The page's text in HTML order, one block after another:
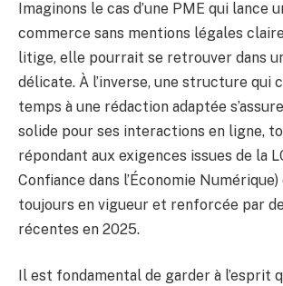
Imaginons le cas d’une PME qui lance
commerce sans mentions légales
litige, elle pourrait se retrouver dans
délicate. À l’inverse, une structure qui
temps à une rédaction adaptée
solide pour ses interactions en ligne,
répondant aux exigences issues de la
Confiance dans l’Économie
toujours en vigueur et renforcée par
récentes en 2025.
Il est fondamental de garder à l’esprit